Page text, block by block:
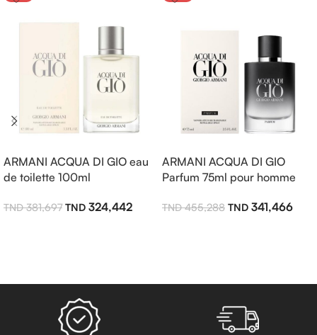
ARMANI ACQUA DI GIO eau
de toilette 100ml
381,697 324,442
ARMANI ACQUA DI GIO
Parfum 75ml pour homme
455,288 341,466